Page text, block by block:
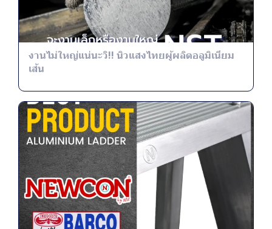
งานไม่ใหญ่แน่นะวิ!! นิวแสงไทยผู้ผลิตอลูมิเนียม
เส้น